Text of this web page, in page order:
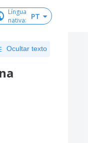
Língua
nativa: PT
Ocultar texto